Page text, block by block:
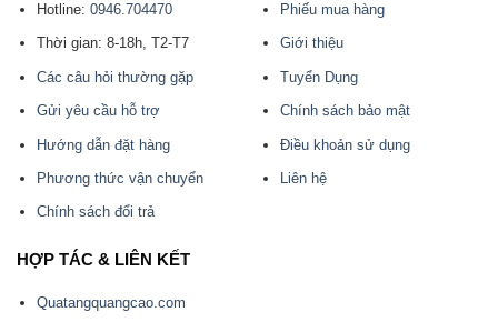
Hotline: 0946.704470
Thời gian: 8-18h, T2-T7
Các câu hỏi thường gặp
Gửi yêu cầu hỗ trợ
Hướng dẫn đặt hàng
Phương thức vận chuyển
Chính sách đổi trả
Phiếu mua hàng
Giới thiệu
Tuyển Dụng
Chính sách bảo mật
Điều khoản sử dụng
Liên hệ
HỢP TÁC & LIÊN KẾT
Quatangquangcao.com